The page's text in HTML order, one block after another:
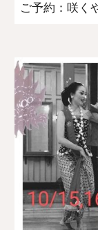
ご予約：咲